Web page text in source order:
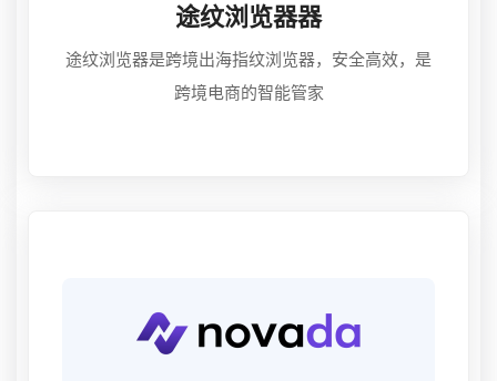
途纹浏览器器
途纹浏览器是跨境出海指纹浏览器，安全高效，是
跨境电商的智能管家